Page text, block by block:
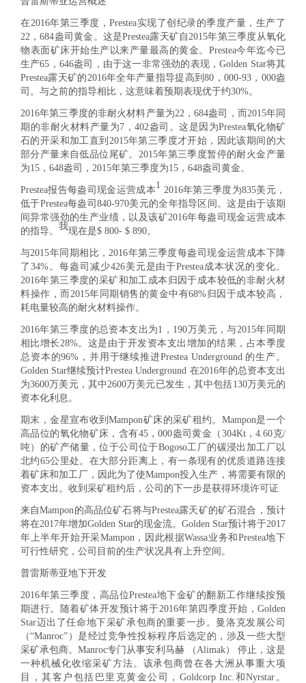
在2016年第三季度，Prestea实现了创纪录的季度产量，生产了
22，684盎司黄金。这是Prestea露天矿自2015年第三季度从氧化
物表面矿床开始生产以来产量最高的黄金。Prestea今年迄今已
生产65，646盎司，由于这一非常强劲的表现，Golden Star将其
Prestea露天矿的2016年全年产量指导提高到80，000-93，000盎
司。与之前的指导相比，这意味着预期表现优于约30%。
2016年第三季度的非耐火材料产量为22，684盎司，而2015年同
期的非耐火材料产量为7，402盎司。这是因为Prestea氧化物矿
石的开采和加工直到2015年第三季度才开始，因此该期间的大
部分产量来自低品位尾矿。2015年第三季度暂停的耐火金产量
为15，648盎司，2015年第三季度为15，648盎司黄金。
Prestea报告每盎司现金运营成本1 2016年第三季度为835美元，
低于Prestea每盎司840-970美元的全年指导区间。这是由于该期
间异常强劲的生产业绩，以及该矿2016年每盎司现金运营成本
的指导。 我现在是$ 800- $ 890。
与2015年同期相比，2016年第三季度每盎司现金运营成本下降
了34%。每盎司减少426美元是由于Prestea成本状况的变化。
2016年第三季度的采矿和加工成本归因于成本较低的非耐火材
料操作，而2015年同期销售的黄金中有68%归因于成本较高，
耗电量较高的耐火材料操作。
2016年第三季度的总资本支出为1，190万美元，与2015年同期
相比增长28%。这是由于开发资本支出增加的结果，占本季度
总资本的96%，并用于继续推进Prestea Underground 的生产。
Golden Star继续预计Prestea Underground 在2016年的总资本支出
为3600万美元，其中2600万美元已发生，其中包括130万美元的
资本化利息。
期末，金星宣布收到Mampon矿床的采矿租约。Mampon是一个
高品位的氧化物矿床，含有45，000盎司黄金（304Kt，4.60克/
吨）的矿产储量，位于公司位于Bogoso工厂的碳浸出加工厂以
北约65公里处。在大部分距离上，有一条现有的优质道路连接
着矿床和加工厂，因此为了使Mampon投入生产，将需要有限的
资本支出。收到采矿租约后，公司的下一步是获得环境许可证
来自Mampon的高品位矿石将与Prestea露天矿的矿石混合，预计
将在2017年增加Golden Star的现金流。Golden Star预计将于2017
年上半年开始开采Mampon，因此根据Wassa业务和Prestea地下
可行性研究，公司目前的生产状况具有上升空间。
普雷斯蒂亚地下开发
2016年第三季度，高品位Prestea地下金矿的翻新工作继续按预
期进行。随着矿体开发预计将于2016年第四季度开始，Golden
Star迈出了任命地下采矿承包商的重要一步。曼洛克发展公司
（“Manroc”）是经过竞争性投标程序后选定的，涉及一些大型
采矿承包商。Manroc专门从事安利马赫 （Alimak） 停止，这是
一种机械化收缩采矿方法。该承包商曾在各大洲从事重大项
目，其客户包括巴里克黄金公司，Goldcorp Inc.和Nyrstar。